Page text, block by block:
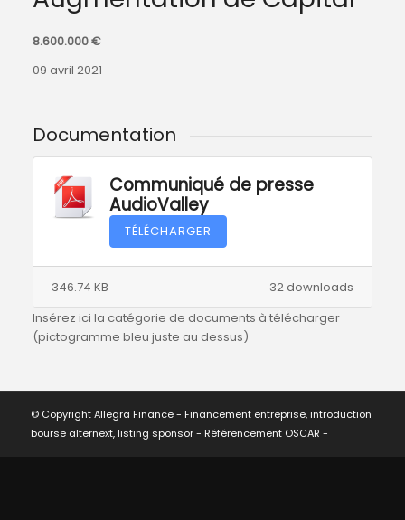
8.600.000 €
09 avril 2021
Documentation
Communiqué de presse
AudioValley
TÉLÉCHARGER
32 downloads
346.74 KB
Insérez ici la catégorie de documents à télécharger
(pictogramme bleu juste au dessus)
© Copyright Allegra Finance - Financement entreprise, introduction
bourse alternext, listing sponsor - Référencement OSCAR -